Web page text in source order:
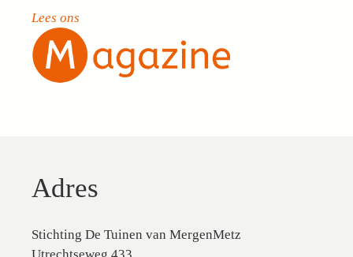
Lees ons
Adres
Stichting De Tuinen van MergenMetz